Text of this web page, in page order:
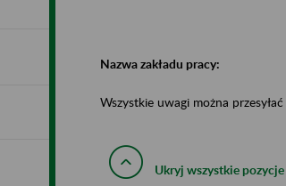
Nazwa zakładu pracy:
Wszystkie uwagi można
Ukryj wszystkie pozycje